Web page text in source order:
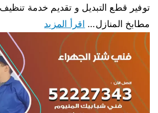
توفير قطع التبديل و تقديم خدمة
مطابخ المنازل… اقرأ المزيد